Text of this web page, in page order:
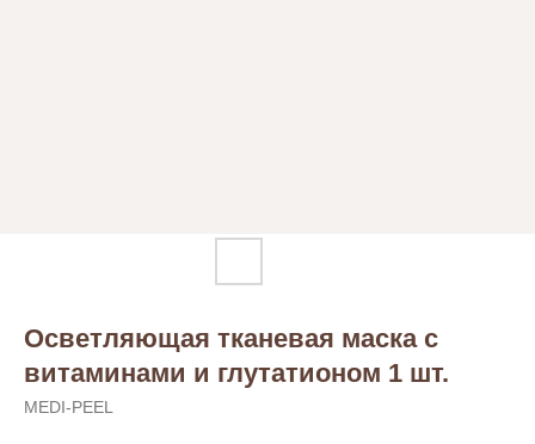
Осветляющая тканевая маска с
витаминами и глутатионом 1 шт.
MEDI-PEEL